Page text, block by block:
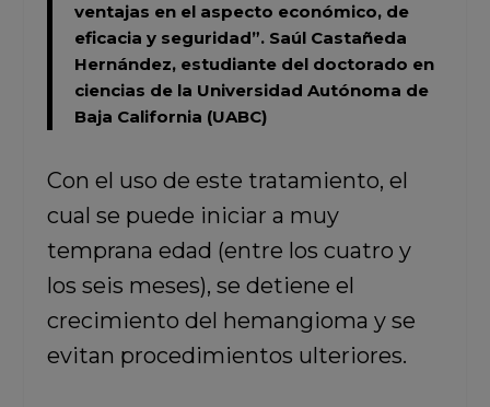
ventajas en el aspecto económico, de
eficacia y seguridad”. Saúl Castañeda
Hernández,estudiante del doctorado en
ciencias de la Universidad Autónoma de
Baja California (UABC)
Con el uso de este tratamiento, el
cual se puede iniciar a muy
temprana edad (entre los cuatro y
los seis meses), se detiene el
crecimiento del hemangioma y se
evitan procedimientos ulteriores.